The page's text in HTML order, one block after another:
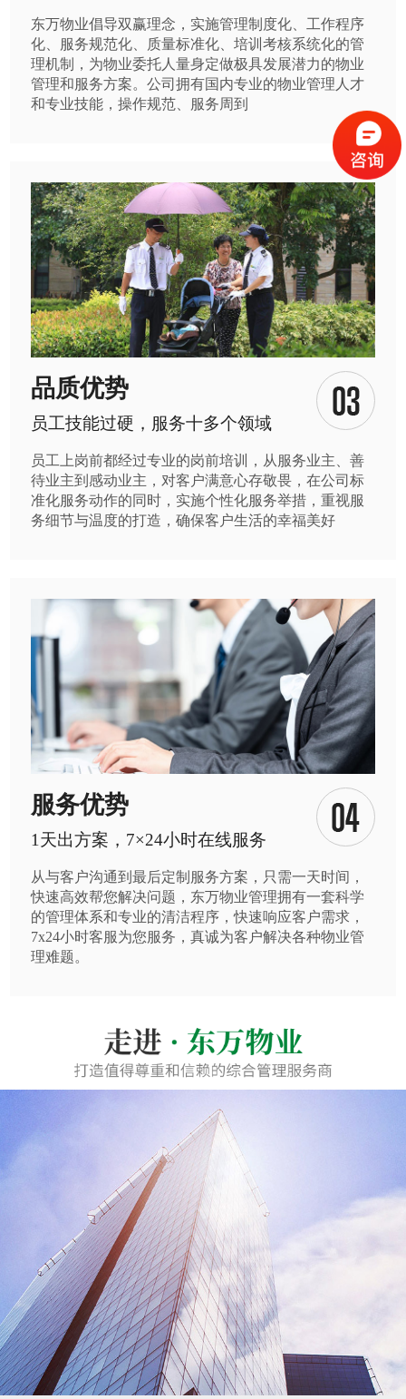
东万物业倡导双赢理念，实施管理制度化、工作程序
化、服务规范化、质量标准化、培训考核系统化的管
理机制，为物业委托人量身定做极具发展潜力的物业
管理和服务方案。公司拥有国内专业的物业管理人才
和专业技能，操作规范、服务周到
品质优势
员工技能过硬，服务十多个领域
员工上岗前都经过专业的岗前培训，从服务业主、善
待业主到感动业主，对客户满意心存敬畏，在公司标
准化服务动作的同时，实施个性化服务举措，重视服
务细节与温度的打造，确保客户生活的幸福美好
服务优势
1天出方案，7×24小时在线服务
从与客户沟通到最后定制服务方案，只需一天时间，
快速高效帮您解决问题，东万物业管理拥有一套科学
的管理体系和专业的清洁程序，快速响应客户需求，
7x24小时客服为您服务，真诚为客户解决各种物业管
理难题。